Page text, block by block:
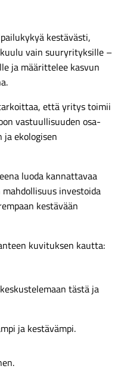
kestävästi,
vain suuryrityksille –
ja määrittelee kasvun
että yritys toimii
vastuullisuuden osa-
ja ekologisen
luoda kannattavaa
investoida
kestävään
kuvituksen kautta:
keskustelemaan tästä ja
ja kestävämpi.